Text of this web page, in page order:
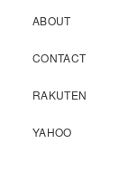
ABOUT
CONTACT
RAKUTEN
YAHOO